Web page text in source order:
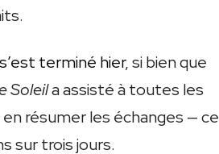
terminé hier, si bien que
Soleila assisté à toutes les
résumer les échanges — ce
sur trois jours.